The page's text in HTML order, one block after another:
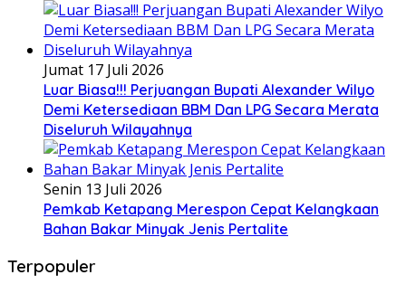
Jumat 17 Juli 2026
Luar Biasa!!! Perjuangan Bupati Alexander Wilyo
Demi Ketersediaan BBM Dan LPG Secara Merata
Diseluruh Wilayahnya
Senin 13 Juli 2026
Pemkab Ketapang Merespon Cepat Kelangkaan
Bahan Bakar Minyak Jenis Pertalite
Terpopuler